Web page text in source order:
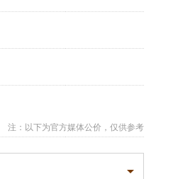
注：以下为官方媒体公价，仅供参考